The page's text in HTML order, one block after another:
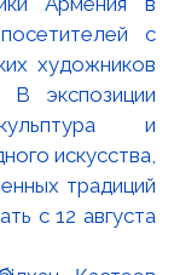
с
художников
В экспозиции
и
искусства,
традиций
с 12 августа